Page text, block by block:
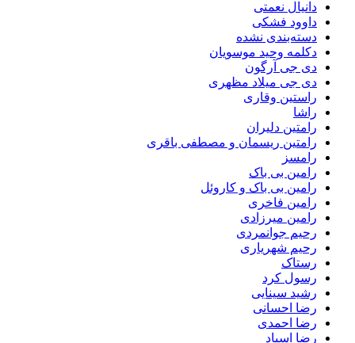
دانیال نعمتی
داوود فشکی
دسته‌بندی نشده
دکلمه وحید موسویان
دی جی آرگون
دی جی میلاد مظهری
راستین وقاری
راشا
رامتین دلیران
رامتین ریسمان و مصطفی باقری
رامسز
رامین بی باک
رامین بی باک و کاروئل
رامین فاخری
رامین میرزادی
رحیم جوانمردی
رحیم شهریاری
رستاک
رسول کرد
رشید سینایی
رضا احسانی
رضا احمدی
رضا اسپاد